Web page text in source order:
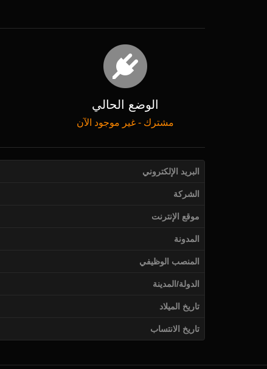
الوضع الحالي
مشترك - غير موجود الآن
البريد الإلكتروني
الشركة
موقع الإنترنت
المدونة
المنصب الوظيفي
الدولة/المدينة
تاريخ الميلاد
تاريخ الانتساب